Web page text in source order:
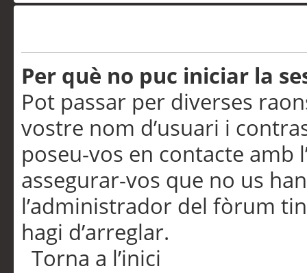
Per què no puc iniciar la
Pot passar per diverses
vostre nom d’usuari i
poseu-vos en contacte
assegurar-vos que no us
l’administrador del fòrum
hagi d’arreglar.
Torna a l’inici